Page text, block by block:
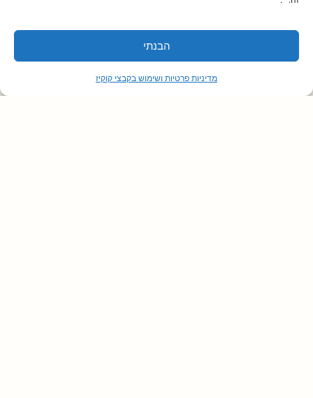
הבנתי
מדיניות פרטיות ושימוש בקבצי קוקיז